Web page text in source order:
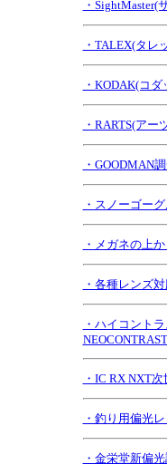
・SightMaster(
・TALEX(タレ
・KODAK(コ
・RARTS(アー
・GOODMAN
・スノーゴー
・メガネの上
・各種レンズ
・ハイコント
NEOCONTRAST
・IC RX NXT
・釣り用偏光
・金栄堂新偏